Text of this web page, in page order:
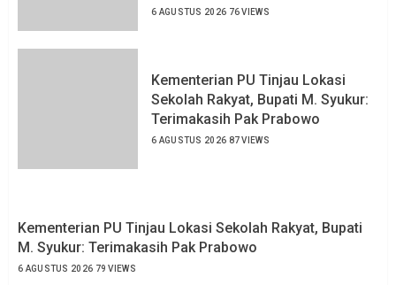
6 AGUSTUS 2026 76 VIEWS
Kementerian PU Tinjau Lokasi
Sekolah Rakyat, Bupati M. Syukur:
Terimakasih Pak Prabowo
6 AGUSTUS 2026 87 VIEWS
Kementerian PU Tinjau Lokasi Sekolah Rakyat, Bupati
M. Syukur: Terimakasih Pak Prabowo
6 AGUSTUS 2026 79 VIEWS